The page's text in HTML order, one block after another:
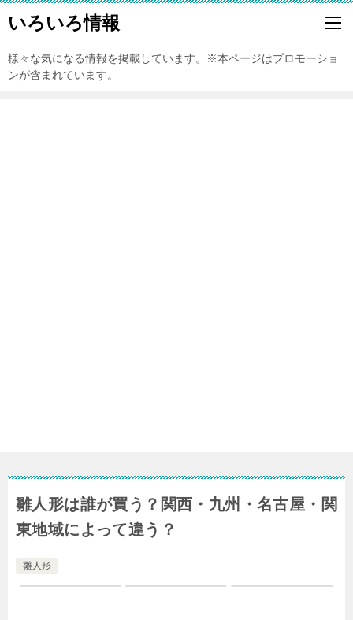
いろいろ情報
様々な気になる情報を掲載しています。※本ページはプロモーショ
ンが含まれています。
雛人形は誰が買う？関西・九州・名古屋・関
東地域によって違う？
雛人形